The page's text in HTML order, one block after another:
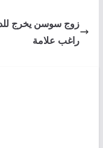
زوج سوسن يخرج
راغب علامة